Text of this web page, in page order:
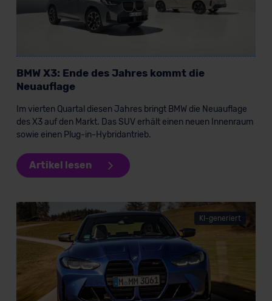
BMW X3: Ende des Jahres kommt die
Neuauflage
Im vierten Quartal diesen Jahres bringt BMW die Neuauflage
des X3 auf den Markt. Das SUV erhält einen neuen Innenraum
sowie einen Plug-in-Hybridantrieb.
Artikel lesen
KI-generiert